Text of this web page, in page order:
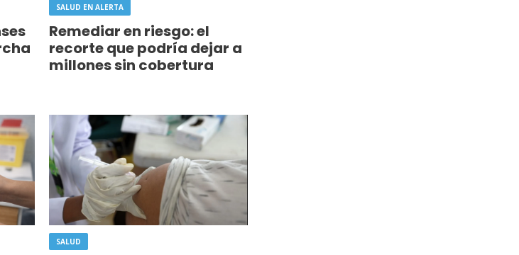
SALUD EN ALERTA
Remediar en riesgo: el
recorte que podría dejar a
millones sin cobertura
SALUD